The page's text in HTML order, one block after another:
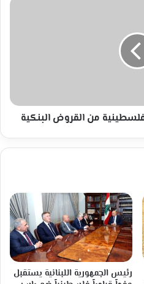
من القروض البنكية
رئيس الجمهورية اللبنانية يستقبل